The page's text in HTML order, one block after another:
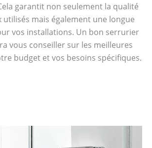
garantit non seulement la qualité
utilisés mais également une longue
vos installations. Un bon serrurier
vous conseiller sur les meilleures
budget et vos besoins spécifiques.